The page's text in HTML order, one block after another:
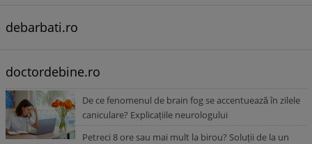
debarbati.ro
doctordebine.ro
De ce fenomenul de brain fog se accentuează în zilele
caniculare? Explicațiile neurologului
Petreci 8 ore sau mai mult la birou? Soluții de la un